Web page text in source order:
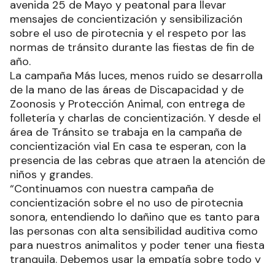
avenida 25 de Mayo y peatonal para llevar
mensajes de concientización y sensibilización
sobre el uso de pirotecnia y el respeto por las
normas de tránsito durante las fiestas de fin de
año.
La campaña Más luces, menos ruido se desarrolla
de la mano de las áreas de Discapacidad y de
Zoonosis y Protección Animal, con entrega de
folletería y charlas de concientización. Y desde el
área de Tránsito se trabaja en la campaña de
concientización vial En casa te esperan, con la
presencia de las cebras que atraen la atención de
niños y grandes.
“Continuamos con nuestra campaña de
concientización sobre el no uso de pirotecnia
sonora, entendiendo lo dañino que es tanto para
las personas con alta sensibilidad auditiva como
para nuestros animalitos y poder tener una fiesta
tranquila. Debemos usar la empatía sobre todo y